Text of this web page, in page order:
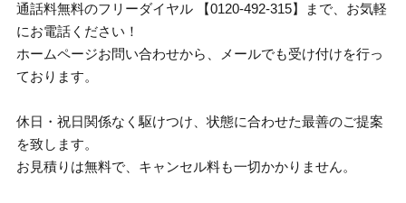
通話料無料のフリーダイヤル 【0120-492-315】まで、お気軽
にお電話ください！
ホームページお問い合わせから、メールでも受け付けを行っ
ております。
休日・祝日関係なく駆けつけ、状態に合わせた最善のご提案
を致します。
お見積りは無料で、キャンセル料も一切かかりません。